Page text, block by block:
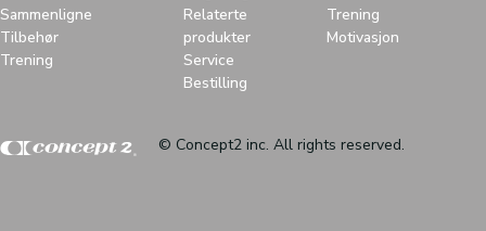
Sammenligne
Tilbehør
Trening
Relaterte
produkter
Service
Bestilling
Trening
Motivasjon
© Concept2 inc. All rights reserved.